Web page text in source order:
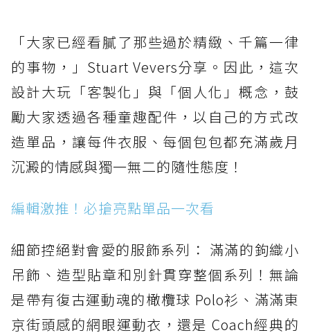
「大家已經看膩了那些過於精緻、千篇一律
的事物，」Stuart Vevers分享。因此，這次
設計大玩「客製化」與「個人化」概念，鼓
勵大家透過各種童趣配件，以自己的方式改
造單品，讓每件衣服、每個包包都充滿歲月
沉澱的情感與獨一無二的隨性態度！
編輯激推！必搶亮點單品一次看
細節控絕對會愛的服飾系列： 滿滿的鉤織小
吊飾、造型貼章和別針貫穿整個系列！無論
是帶有復古運動魂的橄欖球 Polo衫、滿滿東
京街頭感的網眼運動衣，還是 Coach經典的